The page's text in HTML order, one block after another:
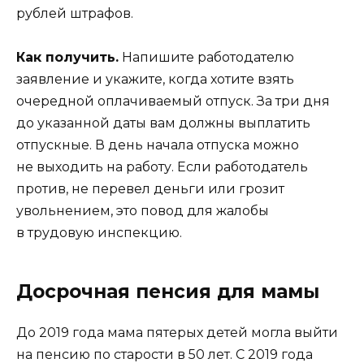
рублей штрафов.
Как получить. Напишите работодателю
заявление и укажите, когда хотите взять
очередной оплачиваемый отпуск. За три дня
до указанной даты вам должны выплатить
отпускные. В день начала отпуска можно
не выходить на работу. Если работодатель
против, не перевел деньги или грозит
увольнением, это повод для жалобы
в трудовую инспекцию.
Досрочная пенсия для мамы
До 2019 года мама пятерых детей могла выйти
на пенсию по старости в 50 лет. С 2019 года